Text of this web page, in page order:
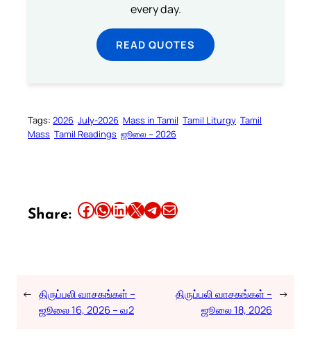
every day.
READ QUOTES
Tags: 2026 July-2026 Mass in Tamil Tamil Liturgy Tamil
Mass Tamil Readings ஜூலை – 2026
Share: Share this article on Facebook Share this article on WhatsApp Share this article on LinkedIn Share this article on X Share this article on TelegramEmail this Article
← திருப்பலி வாசகங்கள் –
ஜூலை 16, 2026 – வ2
திருப்பலி வாசகங்கள் –
ஜூலை 18, 2026
→